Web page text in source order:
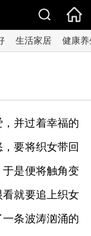
生活家居 健康养
并过着幸福的
要将织女带回
是便将触角变
就要追上织女
条波涛汹涌的